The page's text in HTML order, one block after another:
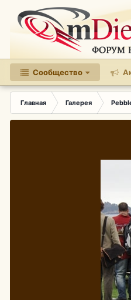
Сообщество
Главная Галерея